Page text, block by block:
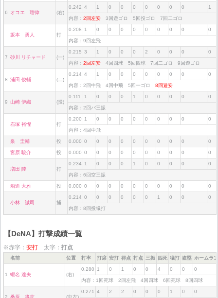
6 オコエ 瑠偉 (右)
0.242 4 1 0 0 0 0 0 0 0 1
内容： 2回左安 3回遊ゴロ 5回投ゴロ 7回二ゴロ
坂本 勇人 打
0.208 1 0 0 0 0 0 0 0 0 0
内容：9回左飛
7 砂川 リチャード (一)
0.215 3 1 0 0 0 2 0 0 0 0
内容： 2回左安 4回四球 5回四球 7回二ゴロ 9回遊ゴロ
8 浦田 俊輔 (二)
0.214 4 1 0 0 0 0 0 0 0 0
内容：2回中飛 4回中飛 5回一ゴロ 8回遊安
9 山崎 伊織 (投)
0.111 1 0 0 0 1 0 0 0 0 0
内容：2回バ三振
石塚 裕惺 打
0.200 1 0 0 0 0 0 0 0 0 0
内容：4回中飛
泉 圭輔 投 0.000 0 0 0 0 0 0 0 0 0 0
宮原 駿介 投 0.000 0 0 0 0 0 0 0 0 0 0
増田 陸 打
0.234 1 0 0 0 1 0 0 0 0 0
内容：6回空三振
船迫 大雅 投 0.000 0 0 0 0 0 0 0 0 0 0
小林 誠司 捕
0.214 0 0 0 0 0 0 1 0 0 0
内容：8回投犠打
【DeNA】打撃成績一覧
※赤字： 安打 太字： 打点
名前 位置 打率 打席 安打 得点 打点 三振 四死 犠打 盗塁 ホームラン
1 蝦名 達夫 (右)
0.280 1 0 1 0 0 4 0 0 0
内容：1回死球 2回左飛 4回四球 6回死球 8回四球
2 桑原 将志 (中左)
0.271 4 2 2 0 0 0 1 0 0